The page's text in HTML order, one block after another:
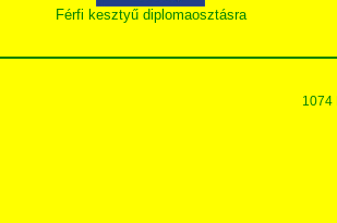
Férfi kesztyű diplomaosztásra
1074